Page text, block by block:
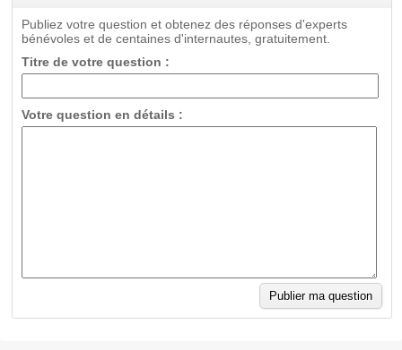
Publiez votre question et obtenez des réponses d'experts
bénévoles et de centaines d'internautes, gratuitement.
Titre de votre question :
Votre question en détails :